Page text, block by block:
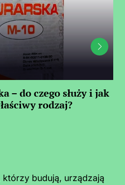
– do czego służy i jak
rodzaj?
budują, urządzają